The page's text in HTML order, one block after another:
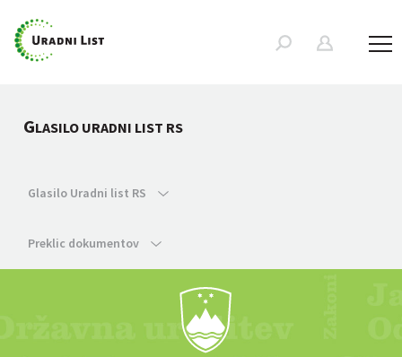
GLASILO URADNI LIST RS
Glasilo Uradni list RS
Preklic dokumentov